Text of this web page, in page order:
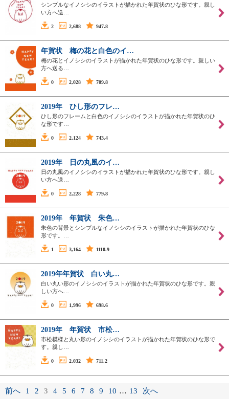
シンプルなイノシシのイラストが描かれた年賀状のひな形です。親し
い方へ送…
2 2,688 947.8
年賀状 梅の花と白色のイ…
梅の花とイノシシのイラストが描かれた年賀状のひな形です。親しい
方へ送る…
0 2,028 709.8
2019年 ひし形のフレ…
ひし形のフレームと白色のイノシシのイラストが描かれた年賀状のひ
な形です…
0 2,124 743.4
2019年 日の丸風のイ…
日の丸風のイノシシのイラストが描かれた年賀状のひな形です。親し
い方へ送…
0 2,228 779.8
2019年 年賀状 朱色…
朱色の背景とシンプルなイノシシのイラストが描かれた年賀状のひな
形です。…
1 3,164 1110.9
2019年年賀状 白い丸…
白い丸い形のイノシシのイラストが描かれた年賀状のひな形です。親
しい方へ…
0 1,996 698.6
2019年 年賀状 市松…
市松模様と丸い形のイノシシのイラストが描かれた年賀状のひな形で
す。親し…
0 2,032 711.2
前へ 1 2 3 4 5 6 7 8 9 10 … 13 次へ